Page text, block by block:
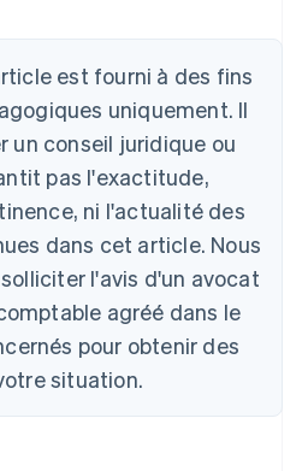
est fourni à des fins
uniquement. Il
un conseil juridique ou
pas l'exactitude,
ni l'actualité des
dans cet article. Nous
l'avis d'un avocat
agréé dans le
pour obtenir des
situation.
English